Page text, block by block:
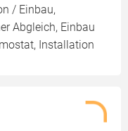
/ Einbau,
Abgleich, Einbau
Installation